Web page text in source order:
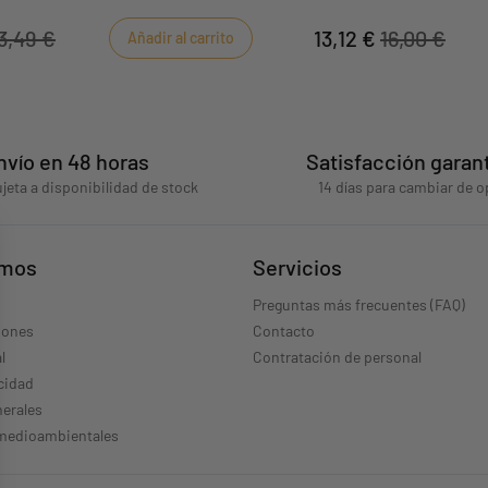
y está especialmente diseñado
bebés no se pellizquen los dedos.
€ Añadir al carrito
Orsino combinan
mismo tema. Talla única
13,12 € 16,00 €
en 48 horas
a disponibilidad de stock
Satisfacción
14 días para cambiar de
Servicios
Preguntas más frecuentes (FAQ)
Contacto
Contratación de personal